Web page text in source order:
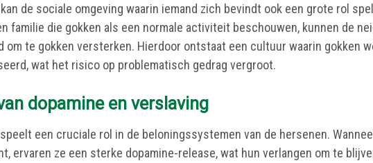
de sociale omgeving waarin iemand zich bevindt ook een grote rol
familie die gokken als een normale activiteit beschouwen, kunnen de
om te gokken versterken. Hierdoor ontstaat een cultuur waarin gokken
wat het risico op problematisch gedrag vergroot.
dopamine en verslaving
een cruciale rol in de beloningssystemen van de hersenen.
ervaren ze een sterke dopamine-release, wat hun verlangen om te